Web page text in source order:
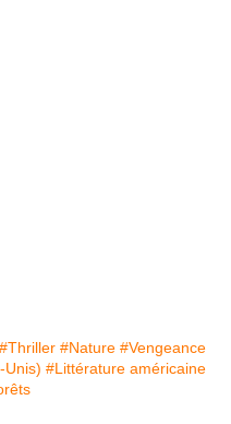
#Thriller #Nature #Vengeance
Unis) #Littérature américaine